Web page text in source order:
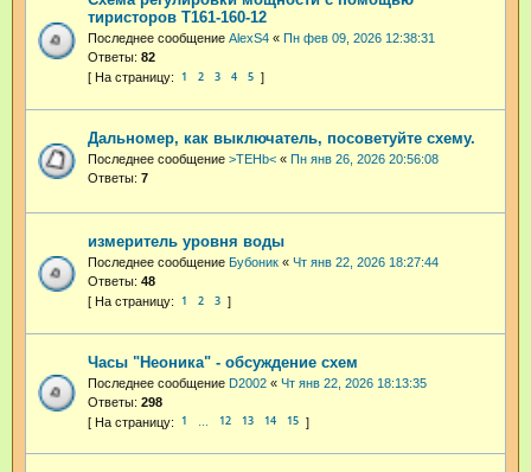
тиристоров Т161-160-12
Последнее сообщение AlexS4 « Пн фев 09, 2026 12:38:31
Ответы: 82
1 2 3 4 5
Дальномер, как выключатель, посоветуйте схему.
Последнее сообщение >TEHb< « Пн янв 26, 2026 20:56:08
Ответы: 7
измеритель уровня воды
Последнее сообщение Бубоник « Чт янв 22, 2026 18:27:44
Ответы: 48
1 2 3
Часы "Неоника" - обсуждение схем
Последнее сообщение D2002 « Чт янв 22, 2026 18:13:35
Ответы: 298
1 12 13 14 15